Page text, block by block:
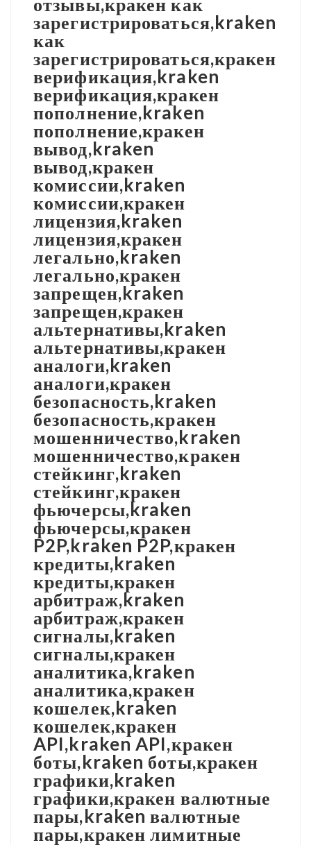
зарегистрироваться,kraken
как
зарегистрироваться,кракен
верификация,kraken
верификация,кракен
пополнение,kraken
пополнение,кракен
вывод,kraken
вывод,кракен
комиссии,kraken
комиссии,кракен
лицензия,kraken
лицензия,кракен
легально,kraken
легально,кракен
запрещен,kraken
запрещен,кракен
альтернативы,kraken
альтернативы,кракен
аналоги,kraken
аналоги,кракен
безопасность,kraken
безопасность,кракен
мошенничество,kraken
мошенничество,кракен
стейкинг,kraken
стейкинг,кракен
фьючерсы,kraken
фьючерсы,кракен
P2P,kraken P2P,кракен
кредиты,kraken
кредиты,кракен
арбитраж,kraken
арбитраж,кракен
сигналы,kraken
сигналы,кракен
аналитика,kraken
аналитика,кракен
кошелек,kraken
кошелек,кракен
API,kraken API,кракен
боты,kraken боты,кракен
графики,kraken
графики,кракен валютные
пары,kraken валютные
пары,кракен лимитные